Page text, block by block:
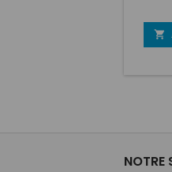
pour

NOTRE